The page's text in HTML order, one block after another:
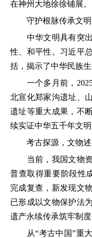
在神州大地徐徐铺展。
守护根脉传承文明
中华文明具有突出
性、和平性。习近平
括，揭示了中华民族生
一个多月前，2025
北宣化郑家沟遗址、
遗址等重大成果，不
续实证中华五千年文明
考古探源，文物述
当前，我国文物资
普查取得重要阶段性
完成复查，新发现文
已形成以文物保护法
遗产永续传承筑牢制度
从“考古中国”重大